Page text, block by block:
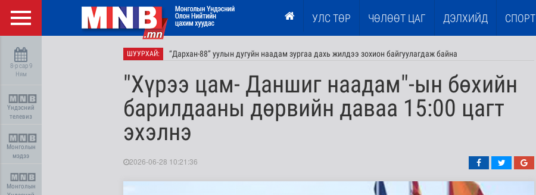
УЛС ТӨР ЧӨЛӨӨТ ЦАГ ДЭЛХИЙД СПОРТ
8-р сар 9
Ням
Үндэсний
телевиз
Монголын
мэдээ
Монголын
ШУУРХАЙ: “Дархан-88” уулын дугуйн наадам зургаа дахь жилдээ зохион байгуулагдаж байна
"Хүрээ цам- Даншиг наадам"-ын бөхийн
барилдааны дөрвийн даваа 15:00 цагт
эхэлнэ
2026-06-28 10:21:36